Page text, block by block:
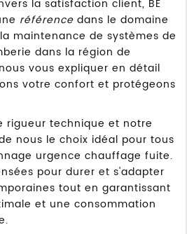
la satisfaction client, BE
référence dans le domaine
maintenance de systèmes de
dans la région de
vous expliquer en détail
votre confort et protégeons
rigueur technique et notre
nous le choix idéal pour tous
urgence chauffage fuite.
pour durer et s'adapter
tout en garantissant
et une consommation